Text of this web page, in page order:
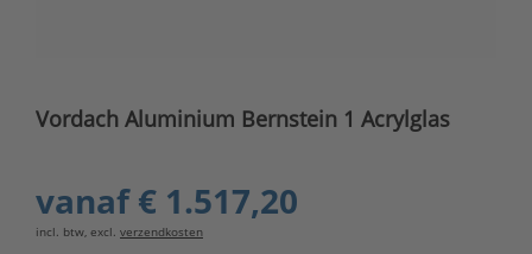
Vordach Aluminium Bernstein 1 Acrylglas
vanaf€ 1.517,20
incl. btw, excl. verzendkosten